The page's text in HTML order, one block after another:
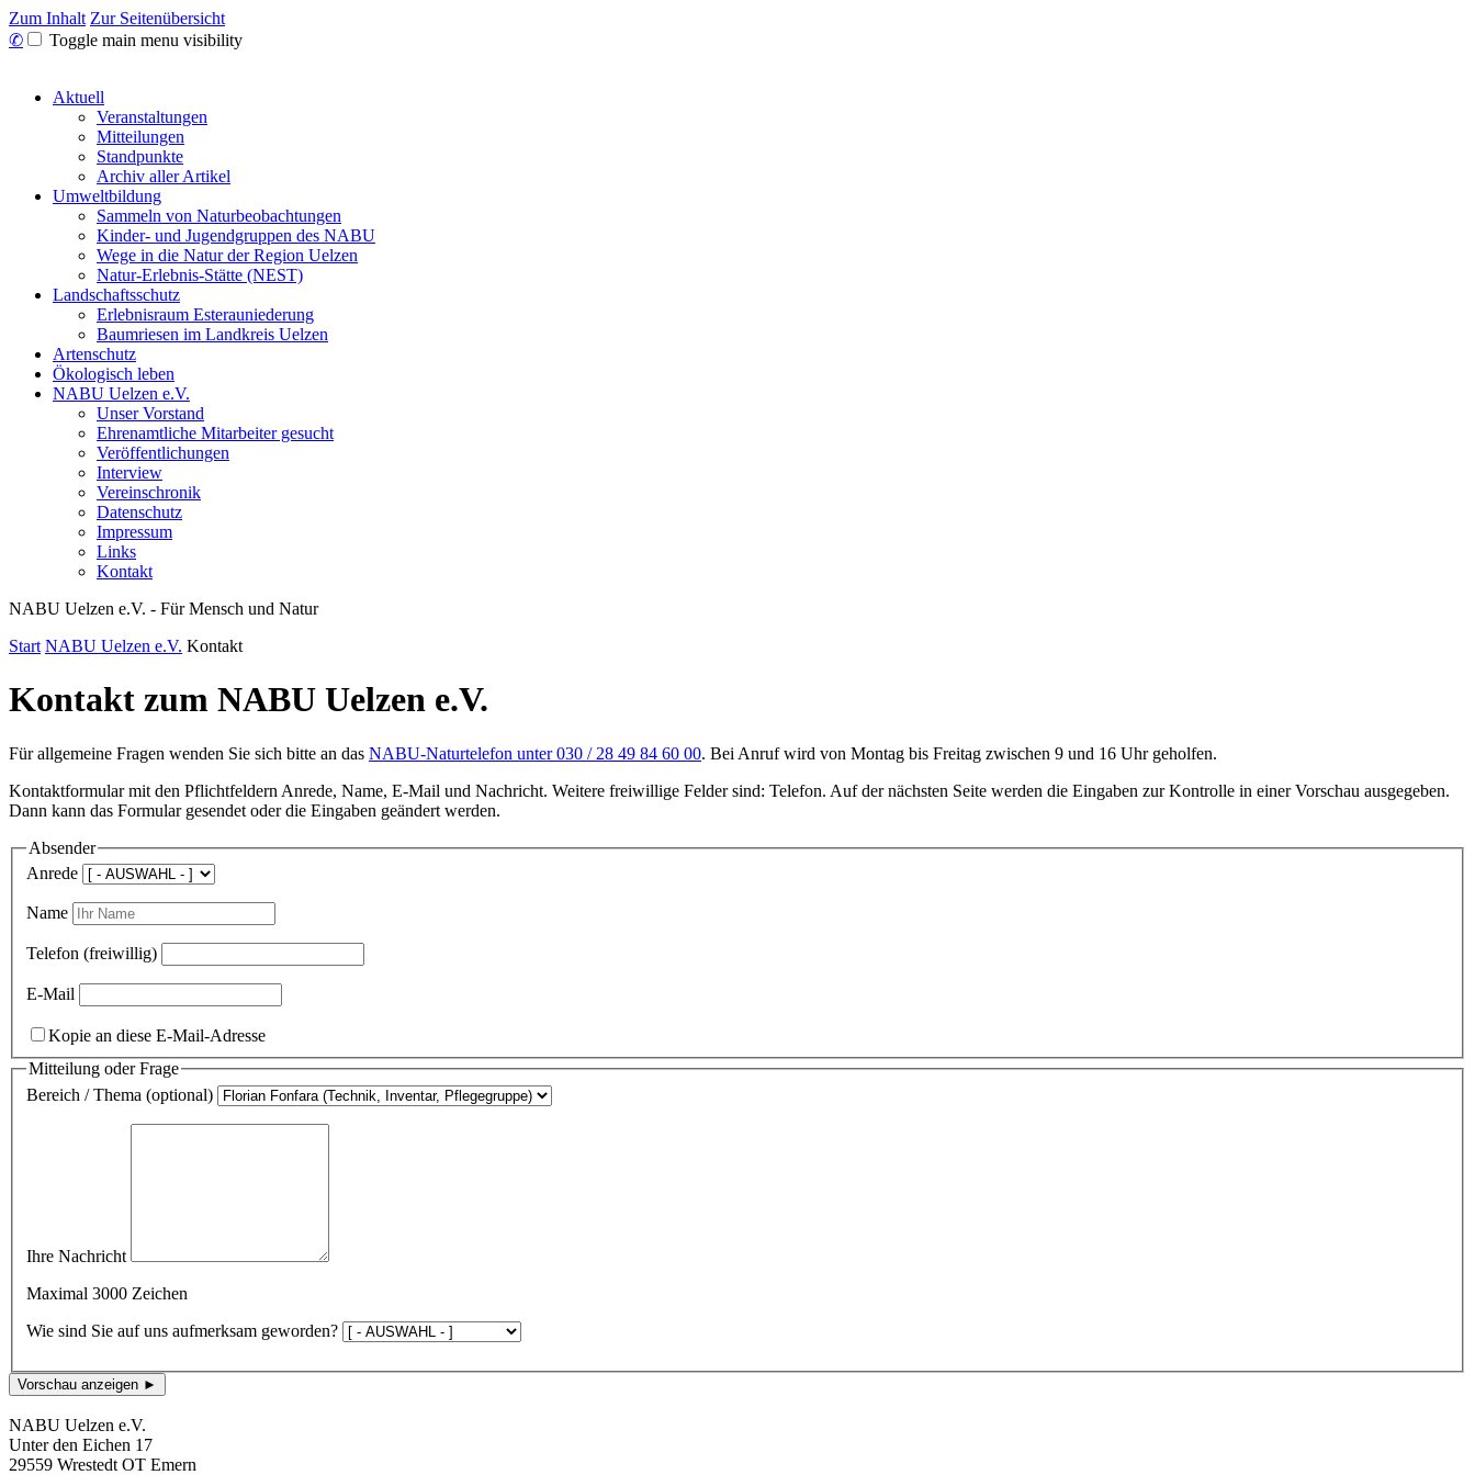
Zum Inhalt Zur Seitenübersicht
✆
Toggle main menu visibility
Aktuell
Veranstaltungen
Mitteilungen
Standpunkte
Archiv aller Artikel
Umweltbildung
Sammeln von Naturbeobachtungen
Kinder- und Jugendgruppen des NABU
Wege in die Natur der Region Uelzen
Natur-Erlebnis-Stätte (NEST)
Landschaftsschutz
Erlebnisraum Esterauniederung
Baumriesen im Landkreis Uelzen
Artenschutz
Ökologisch leben
NABU Uelzen e.V.
Unser Vorstand
Ehrenamtliche Mitarbeiter gesucht
Veröffentlichungen
Interview
Vereinschronik
Datenschutz
Impressum
Links
Kontakt
NABU Uelzen e.V. - Für Mensch und Natur
Start NABU Uelzen e.V. Kontakt
Kontakt zum NABU Uelzen e.V.
Für allgemeine Fragen wenden Sie sich bitte an das NABU-Naturtelefon unter 030 / 28 49 84 60 00. Bei Anruf wird von Montag bis Freitag zwischen 9 und 16 Uhr geholfen.
Kontaktformular mit den Pflichtfeldern Anrede, Name, E-Mail und Nachricht. Weitere freiwillige Felder sind: Telefon. Auf der nächsten Seite werden die Eingaben zur Kontrolle in einer Vorschau ausgegeben.
Dann kann das Formular gesendet oder die Eingaben geändert werden.
Absender
Anrede
Name
Telefon (freiwillig)
E-Mail
Kopie an diese E-Mail-Adresse
Mitteilung oder Frage
Bereich / Thema (optional)
Ihre Nachricht
Maximal 3000 Zeichen
Wie sind Sie auf uns aufmerksam geworden?
Vorschau anzeigen ►
NABU Uelzen e.V.
Unter den Eichen 17
29559 Wrestedt OT Emern